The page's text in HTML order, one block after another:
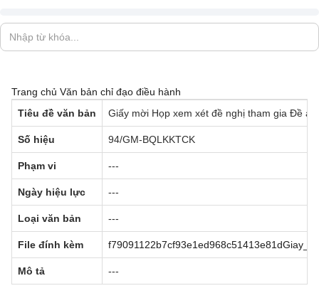
Trang chủ Văn bản chỉ đạo điều hành
Tiêu đề văn bản
Giấy mời Họp xem xét đề nghị tham gia Đề
Số hiệu 94/GM-BQLKKTCK
Phạm vi ---
Ngày hiệu lực ---
Loại văn bản ---
File đính kèm
Mô tả ---